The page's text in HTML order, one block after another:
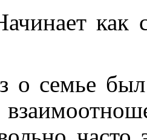
как
о семье